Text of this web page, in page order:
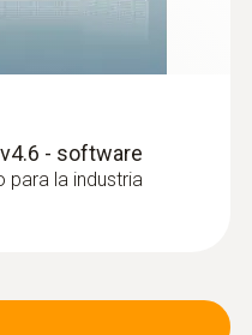
- software
para la industria